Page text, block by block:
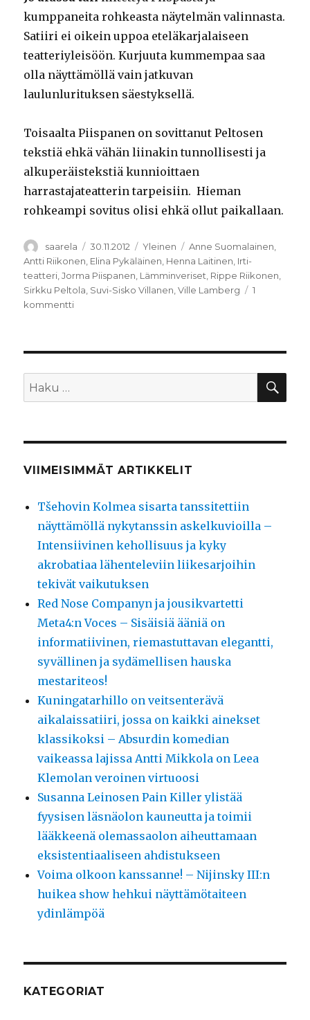
kumppaneita rohkeasta näytelmän valinnasta.
Satiiri ei oikein uppoa eteläkarjalaiseen
teatteriyleisöön. Kurjuuta kummempaa saa
olla näyttämöllä vain jatkuvan
laulunlurituksen säestyksellä.
Toisaalta Piispanen on sovittanut Peltosen
tekstiä ehkä vähän liinakin tunnollisesti ja
alkuperäistekstiä kunnioittaen
harrastajateatterin tarpeisiin. Hieman
rohkeampi sovitus olisi ehkä ollut paikallaan.
Kirjoittaja
saarela Julkaistu
30.11.2012 Kategoriat
Yleinen Avainsanat
Anne Suomalainen
Antti Riikonen Elina Pykäläinen Henna Laitinen Irti-
teatteri ,Jorma Piispanen Lämminveriset Rippe Riikonen
Sirkku Peltola Suvi-Sisko Villanen ,Ville Lamberg
1
kommenttiartikkeliin
Etsi:
VIIMEISIMMÄT ARTIKKELIT
Tšehovin Kolmea sisarta tanssitettiin
näyttämöllä nykytanssin askelkuvioilla –
Intensiivinen kehollisuus ja kyky
akrobatiaa lähenteleviin liikesarjoihin
tekivät vaikutuksen
Red Nose Companyn ja jousikvartetti
Meta4:n Voces – Sisäisiä ääniä on
informatiivinen, riemastuttavan elegantti,
syvällinen ja sydämellisen hauska
mestariteos!
Kuningatarhillo on veitsenterävä
aikalaissatiiri, jossa on kaikki ainekset
klassikoksi – Absurdin komedian
vaikeassa lajissa Antti Mikkola on Leea
Klemolan veroinen virtuoosi
Susanna Leinosen Pain Killer ylistää
fyysisen läsnäolon kauneutta ja toimii
lääkkeenä olemassaolon aiheuttamaan
eksistentiaaliseen ahdistukseen
Voima olkoon kanssanne! – Nijinsky III:n
huikea show hehkui näyttämötaiteen
ydinlämpöä
KATEGORIAT